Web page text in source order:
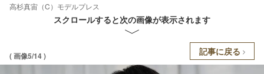
高杉真宙（C）モデルプレス
スクロールすると次の画像が表示されます
( 画像5/14 ) 記事に戻る